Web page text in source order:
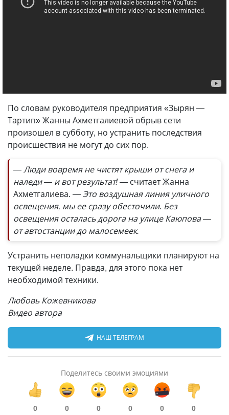
По словам руководителя предприятия «Зырян —
Тартип» Жанны Ахметгалиевой обрыв сети
произошел в субботу, но устранить последствия
происшествия не могут до сих пор.
— Люди вовремя не чистят крыши от снега и
наледи — и вот результат! — считает Жанна
Ахметгалиева. — Это воздушная линия уличного
освещения, мы ее сразу обесточили. Без
освещения осталась дорога на улице Каюпова —
от автостанции до малосемеек.
Устранить неполадки коммунальщики планируют на
текущей неделе. Правда, для этого пока нет
необходимой техники.
Любовь Кожевникова
Видео автора
НАШ ТЕЛЕГРАМ
Поделитесь своими эмоциями
0 0 0 0 0 0